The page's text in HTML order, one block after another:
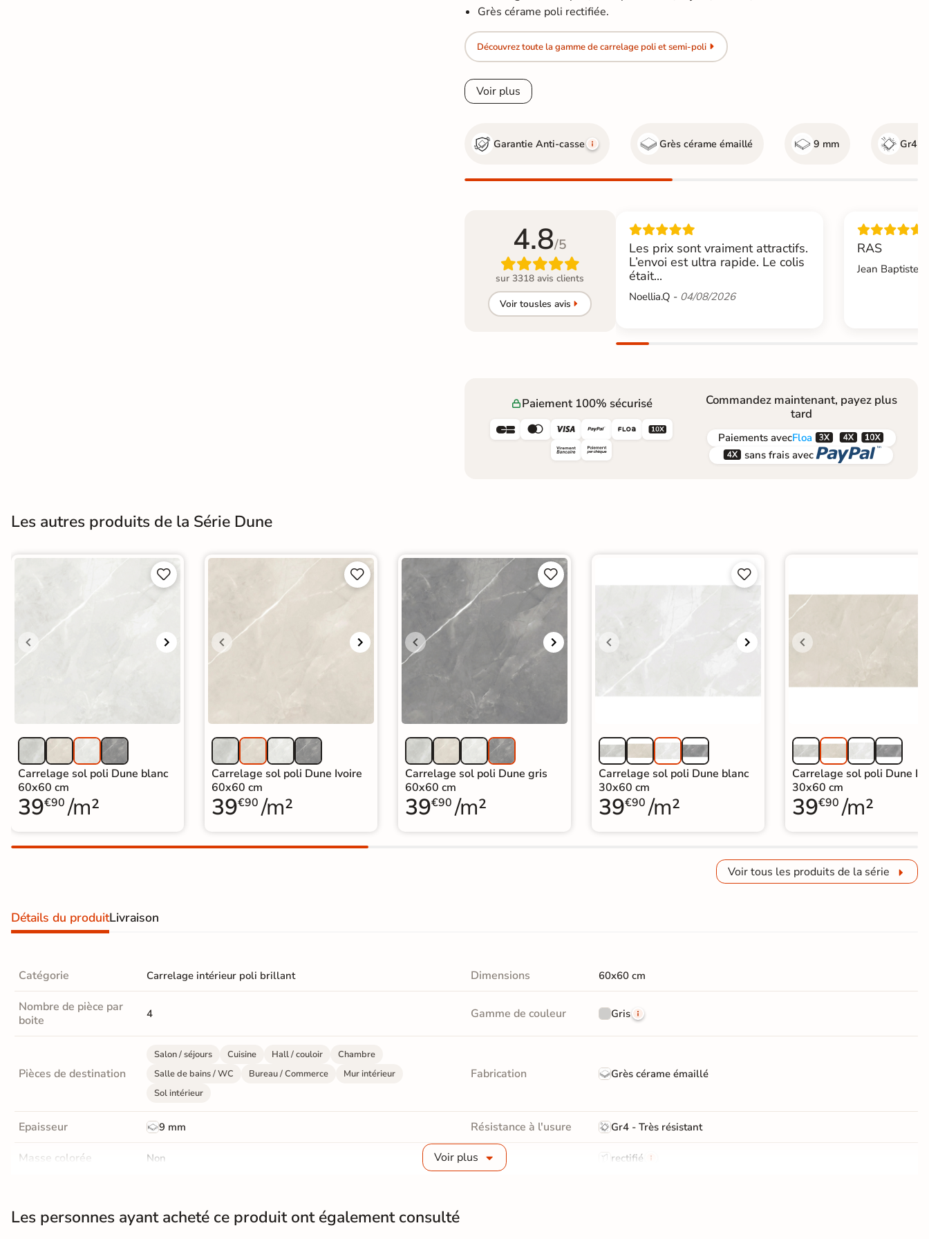
Carrelage
grand format
Carrelage extra fin
Carrelage poli /
semi-poli
Carrelage brillant
BON PLAN
OFFERTE
En France
métropolitaine
890€d'achat
plus
Grès cérame poli rectifiée.
Découvrez toute la gamme de carrelage poli et semi-poli
Voir plus
Garantie Anti-casse Grès cérame émaillé 9 mm Gr4 -
4.8/5

sur 3318 avis clients
Voir tousles avis
Les prix sont vraiment attractifs.
L’envoi est ultra rapide. Le colis
était...
Noellia.Q - 04/08/2026
RAS
Jean
Paiement 100% sécurisé
     
Commandez maintenant, payez plus
tard
PaiementsavecFloa  
 sans frais avec 
Les autres produits de la Série Dune


Carrelage sol poli Dune blanc
60x60 cm
39€90 /m²


Carrelage sol poli Dune Ivoire
60x60 cm
39€90 /m²


Carrelage sol poli Dune gris
60x60 cm
39€90 /m²


Carrelage sol poli Dune blanc
30x60 cm
39€90 /m²
Carrelage sol poli Dune
30x60 cm
39€90 /m²
Voir tous les produits de la série
Détails du produitLivraison
Catégorie Carrelage intérieur poli brillant Dimensions 60x60 cm
Nombre de pièce par
boite
4 Gamme de couleur Gris
Pièces de destination
Salon / séjours Cuisine Hall / couloir
Chambre
Salle de bains / WC
Bureau / Commerce
Mur intérieur
Sol intérieur
Fabrication Grès cérame émaillé
Epaisseur 9 mm Résistance à l'usure Gr4 - Très résistant
Masse colorée Non Bords rectifié
Résistant au Gel Oui
Voir plus
Les personnes ayant acheté ce produit ont également consulté